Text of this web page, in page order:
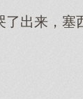
出来，塞